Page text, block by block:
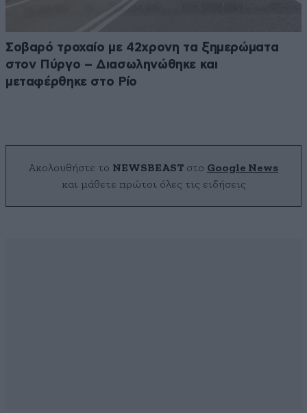
Σοβαρό τροχαίο με 42χρονη τα ξημερώματα
στον Πύργο – Διασωληνώθηκε και
μεταφέρθηκε στο Ρίο
Ακολουθήστε το NEWSBEAST στο Google News
και μάθετε πρώτοι όλες τις ειδήσεις